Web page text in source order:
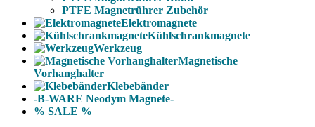
PTFE Magnetrührer Zubehör
Elektromagnete
Kühlschrankmagnete
Werkzeug
Magnetische
Vorhanghalter
Klebebänder
-B-WARE Neodym Magnete-
% SALE %